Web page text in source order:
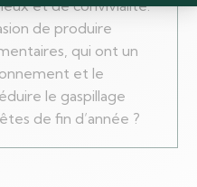
et de convivialité.
de produire
qui ont un
et le
le gaspillage
de fin d’année ?